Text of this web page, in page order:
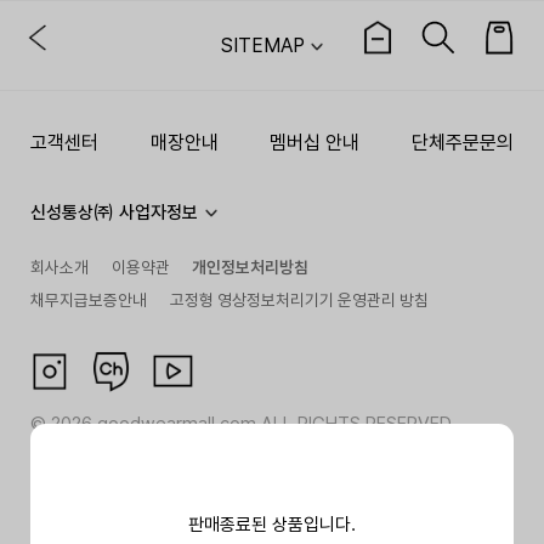
판매종료된 상품입니다.
SITEMAP
고객센터 매장안내 멤버십 안내 단체주문문의
신성통상㈜ 사업자정보
회사소개 이용약관
개인정보처리방침
채무지급보증안내
고정형 영상정보처리기기 운영관리 방침
©2026goodwearmall.com ALL RIGHTS RESERVED